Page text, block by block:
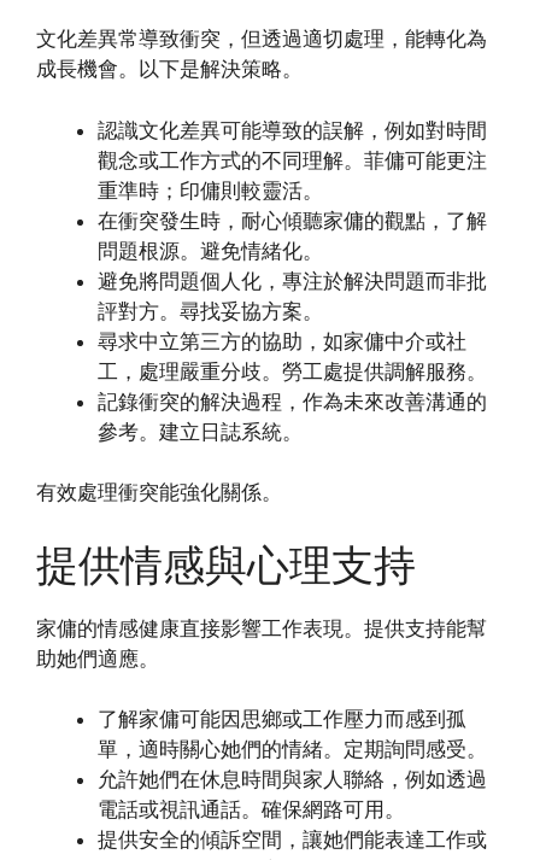
文化差異常導致衝突，但透過適切處理，能轉化為
成長機會。以下是解決策略。
認識文化差異可能導致的誤解，例如對時間
觀念或工作方式的不同理解。菲傭可能更注
重準時；印傭則較靈活。
在衝突發生時，耐心傾聽家傭的觀點，了解
問題根源。避免情緒化。
避免將問題個人化，專注於解決問題而非批
評對方。尋找妥協方案。
尋求中立第三方的協助，如家傭中介或社
工，處理嚴重分歧。勞工處提供調解服務。
記錄衝突的解決過程，作為未來改善溝通的
參考。建立日誌系統。
有效處理衝突能強化關係。
提供情感與心理支持
家傭的情感健康直接影響工作表現。提供支持能幫
助她們適應。
了解家傭可能因思鄉或工作壓力而感到孤
單，適時關心她們的情緒。定期詢問感受。
允許她們在休息時間與家人聯絡，例如透過
電話或視訊通話。確保網路可用。
提供安全的傾訴空間，讓她們能表達工作或